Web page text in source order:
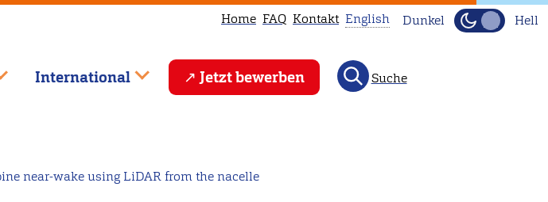
Home FAQ Kontakt
This
page
English Dunkel Hell
International Jetzt bewerben Suche
near-wake using LiDAR from the nacelle